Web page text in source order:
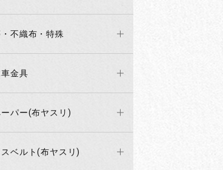
不織布・特殊
金具
パー(布ヤスリ)
ベルト(布ヤスリ)